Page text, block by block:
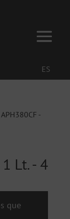
ES
-
Lt. - 4
que